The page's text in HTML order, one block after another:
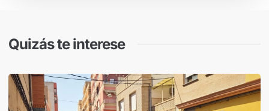
Quizás te interese